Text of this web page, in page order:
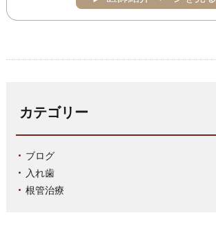
カテゴリー
ブログ
入れ歯
根管治療